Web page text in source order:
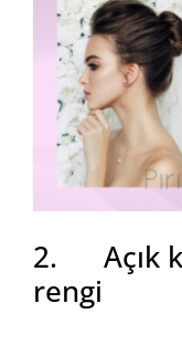
2. Açık
rengi